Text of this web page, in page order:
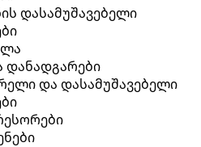
დასამუშავებელი
დანადგარები
და დასამუშავებელი